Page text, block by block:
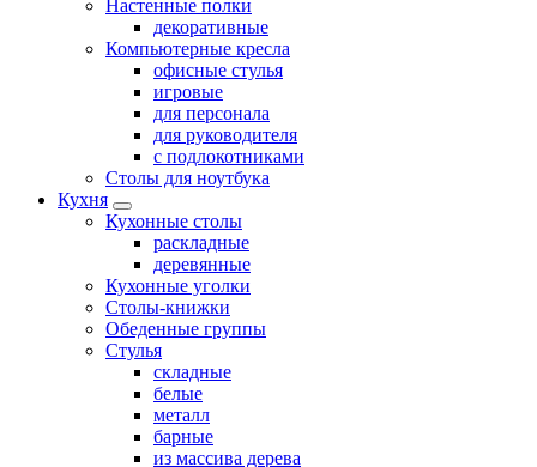
Настенные полки
декоративные
Компьютерные кресла
офисные стулья
игровые
для персонала
для руководителя
с подлокотниками
Столы для ноутбука
Кухня
Кухонные столы
раскладные
деревянные
Кухонные уголки
Столы-книжки
Обеденные группы
Стулья
складные
белые
металл
барные
из массива дерева